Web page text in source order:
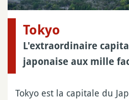
Tokyo
L'extraordinaire
japonaise aux mille
Tokyo est la capitale du